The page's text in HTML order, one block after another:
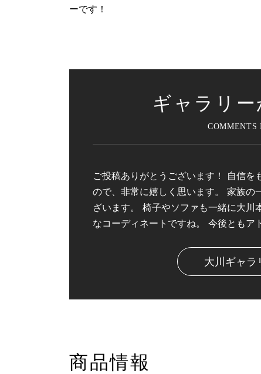
ーです！
ギャラリ
ご投稿ありがとうございます！ 自信を
ので、非常に嬉しく思います。 家族の
ざいます。 椅子やソファも一緒に大
なコーディネートですね。 今後ともア
大川ギャラ
商品情報